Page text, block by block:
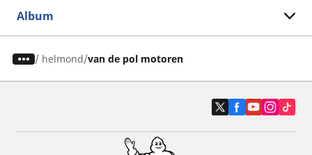
Album
/ helmond van de pol motoren